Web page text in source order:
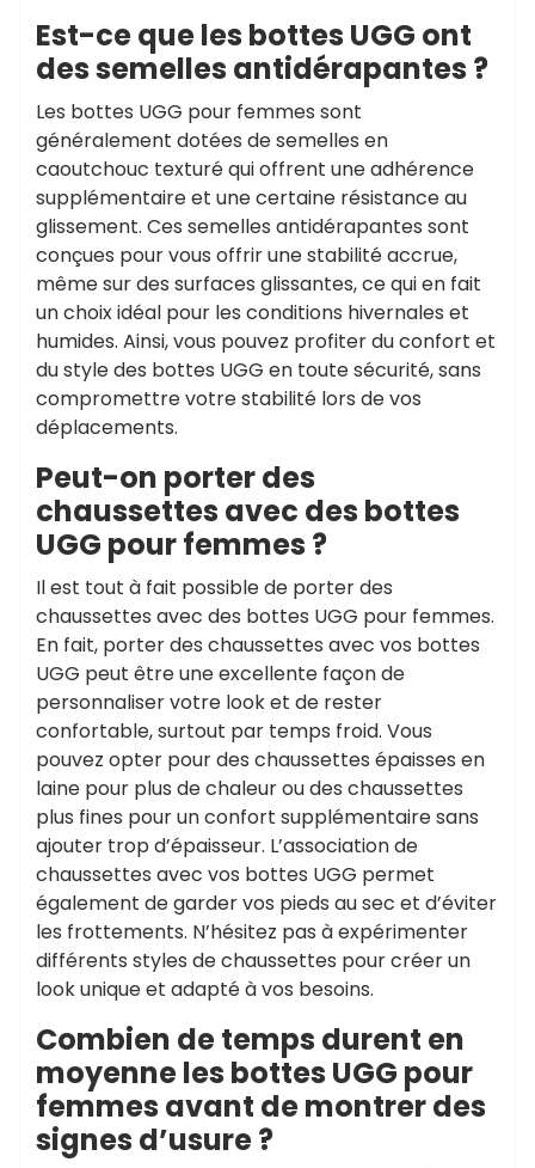
Est-ce que les bottes UGG ont
des semelles antidérapantes ?
Les bottes UGG pour femmes sont
généralement dotées de semelles en
caoutchouc texturé qui offrent une adhérence
supplémentaire et une certaine résistance au
glissement. Ces semelles antidérapantes sont
conçues pour vous offrir une stabilité accrue,
même sur des surfaces glissantes, ce qui en fait
un choix idéal pour les conditions hivernales et
humides. Ainsi, vous pouvez profiter du confort et
du style des bottes UGG en toute sécurité, sans
compromettre votre stabilité lors de vos
déplacements.
Peut-on porter des
chaussettes avec des bottes
UGG pour femmes ?
Il est tout à fait possible de porter des
chaussettes avec des bottes UGG pour femmes.
En fait, porter des chaussettes avec vos bottes
UGG peut être une excellente façon de
personnaliser votre look et de rester
confortable, surtout par temps froid. Vous
pouvez opter pour des chaussettes épaisses en
laine pour plus de chaleur ou des chaussettes
plus fines pour un confort supplémentaire sans
ajouter trop d’épaisseur. L’association de
chaussettes avec vos bottes UGG permet
également de garder vos pieds au sec et d’éviter
les frottements. N’hésitez pas à expérimenter
différents styles de chaussettes pour créer un
look unique et adapté à vos besoins.
Combien de temps durent en
moyenne les bottes UGG pour
femmes avant de montrer des
signes d’usure ?